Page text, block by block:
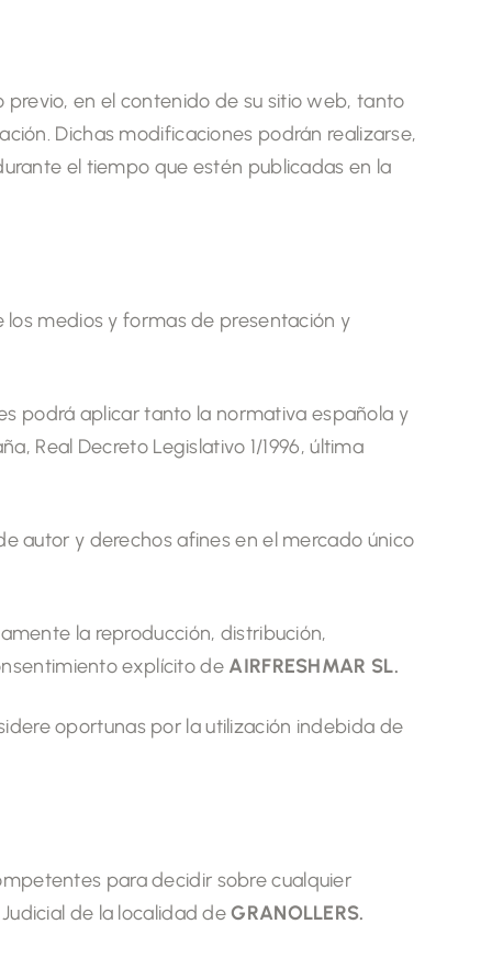
en el contenido de su sitio web, tanto
Dichas modificaciones podrán realizarse,
el tiempo que estén publicadas en la
medios y formas de presentación y
podrá aplicar tanto la normativa española y
Real Decreto Legislativo 1/1996, última
autor y derechos afines en el mercado único
la reproducción, distribución,
explícito de AIRFRESHMAR SL.
oportunas por la utilización indebida de
para decidir sobre cualquier
de la localidad deGRANOLLERS.